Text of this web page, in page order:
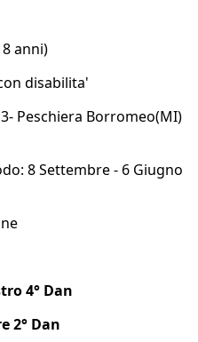
anni)
disabilita'
Peschiera Borromeo(MI)
8 Settembre - 6 Giugno
4° Dan
2° Dan